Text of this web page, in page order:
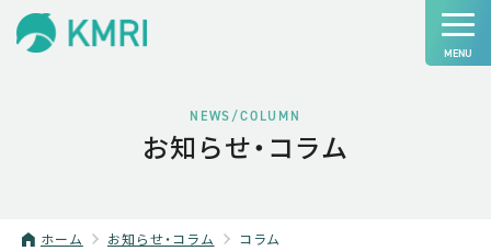
NEWS/COLUMN
お知らせ・コラム
ホーム お知らせ・コラム コラム